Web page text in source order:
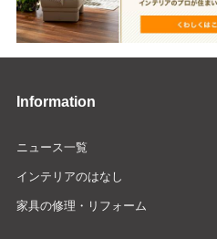
Information
ニュース一覧
インテリアのはなし
家具の修理・リフォーム